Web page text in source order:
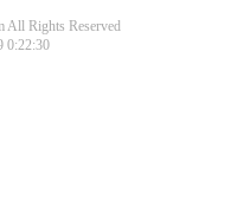
All Rights Reserved
0:22:30